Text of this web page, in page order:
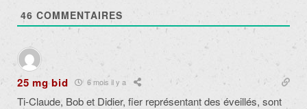
46 COMMENTAIRES
25 mg bid 6 mois il y a
Ti-Claude, Bob et Didier, fier représentant des éveillés, sont